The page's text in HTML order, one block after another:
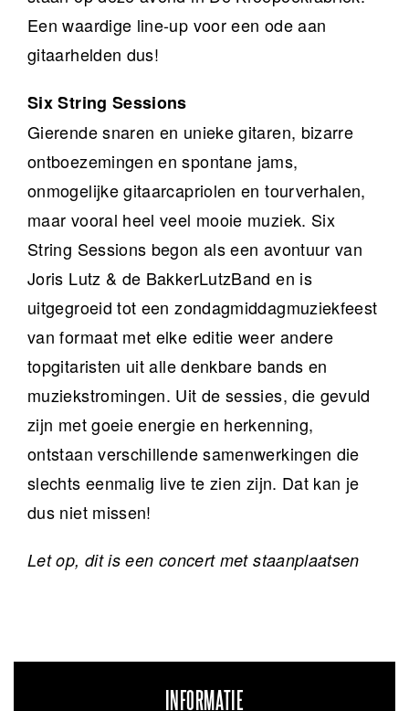
Een waardige line-up voor een ode aan
gitaarhelden dus!
Six String Sessions
Gierende snaren en unieke gitaren, bizarre
ontboezemingen en spontane jams,
onmogelijke gitaarcapriolen en tourverhalen,
maar vooral heel veel mooie muziek. Six
String Sessions begon als een avontuur van
Joris Lutz & de BakkerLutzBand en is
uitgegroeid tot een zondagmiddagmuziekfeest
van formaat met elke editie weer andere
topgitaristen uit alle denkbare bands en
muziekstromingen. Uit de sessies, die gevuld
zijn met goeie energie en herkenning,
ontstaan verschillende samenwerkingen die
slechts eenmalig live te zien zijn. Dat kan je
dus niet missen!
Let op, dit is een concert met staanplaatsen
INFORMATIE